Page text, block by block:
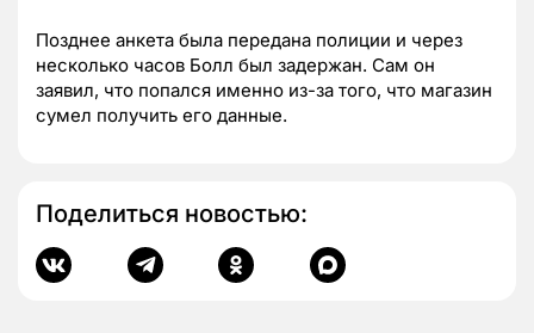
Позднее анкета была передана полиции и через
несколько часов Болл был задержан. Сам он
заявил, что попался именно из-за того, что магазин
сумел получить его данные.
Поделиться новостью: